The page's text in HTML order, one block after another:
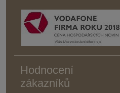
Hodnocení
zákazníků